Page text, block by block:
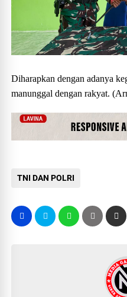
Diharapkan dengan adanya
manunggal dengan rakyat.
TNI DAN POLRI